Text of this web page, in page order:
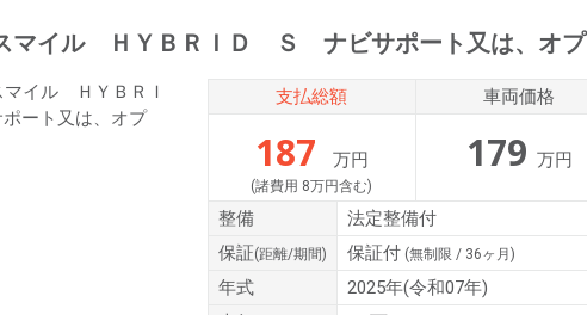
マイル ＨＹＢＲＩＤ Ｓ ナビサポート又は、オプ
支払総額
187 万円
(諸費用 8万円含む)
車両価格
179 万円
整備
法定整備付
保証(距離/期間) 保証付(無制限 / 36ヶ月)
年式
2025年(令和07年)